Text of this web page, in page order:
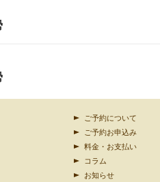
ご予約について
ご予約お申込み
料金・お支払い
コラム
お知らせ